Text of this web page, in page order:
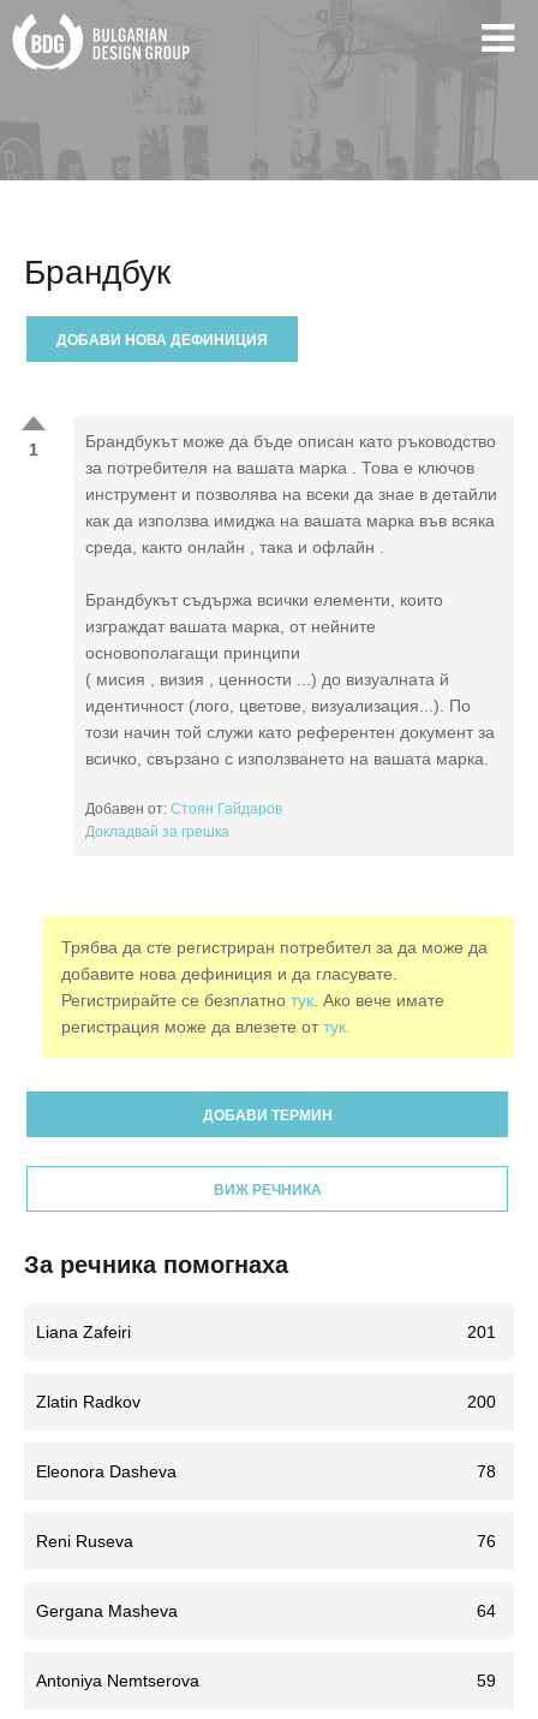
Брандбук
ДОБАВИ НОВА ДЕФИНИЦИЯ
1
Брандбукът може да бъде описан като ръководство
за потребителя на вашата марка . Това е ключов
инструмент и позволява на всеки да знае в детайли
как да използва имиджа на вашата марка във всяка
среда, както онлайн , така и офлайн .
Брандбукът съдържа всички елементи, които
изграждат вашата марка, от нейните
основополагащи принципи
( мисия , визия , ценности ...) до визуалната й
идентичност (лого, цветове, визуализация...). По
този начин той служи като референтен документ за
всичко, свързано с използването на вашата марка.
Добавен от: Стоян Гайдаров
Докладвай за грешка
Трябва да сте регистриран потребител за да може да
добавите нова дефиниция и да гласувате.
Регистрирайте се безплатнотук . Ако вече имате
регистрация може да влезете оттук.
ДОБАВИ ТЕРМИН
ВИЖ РЕЧНИКА
За речника помогнаха
Liana Zafeiri 201
Zlatin Radkov 200
Eleonora Dasheva 78
Reni Ruseva 76
Gergana Masheva 64
Antoniya Nemtserova 59